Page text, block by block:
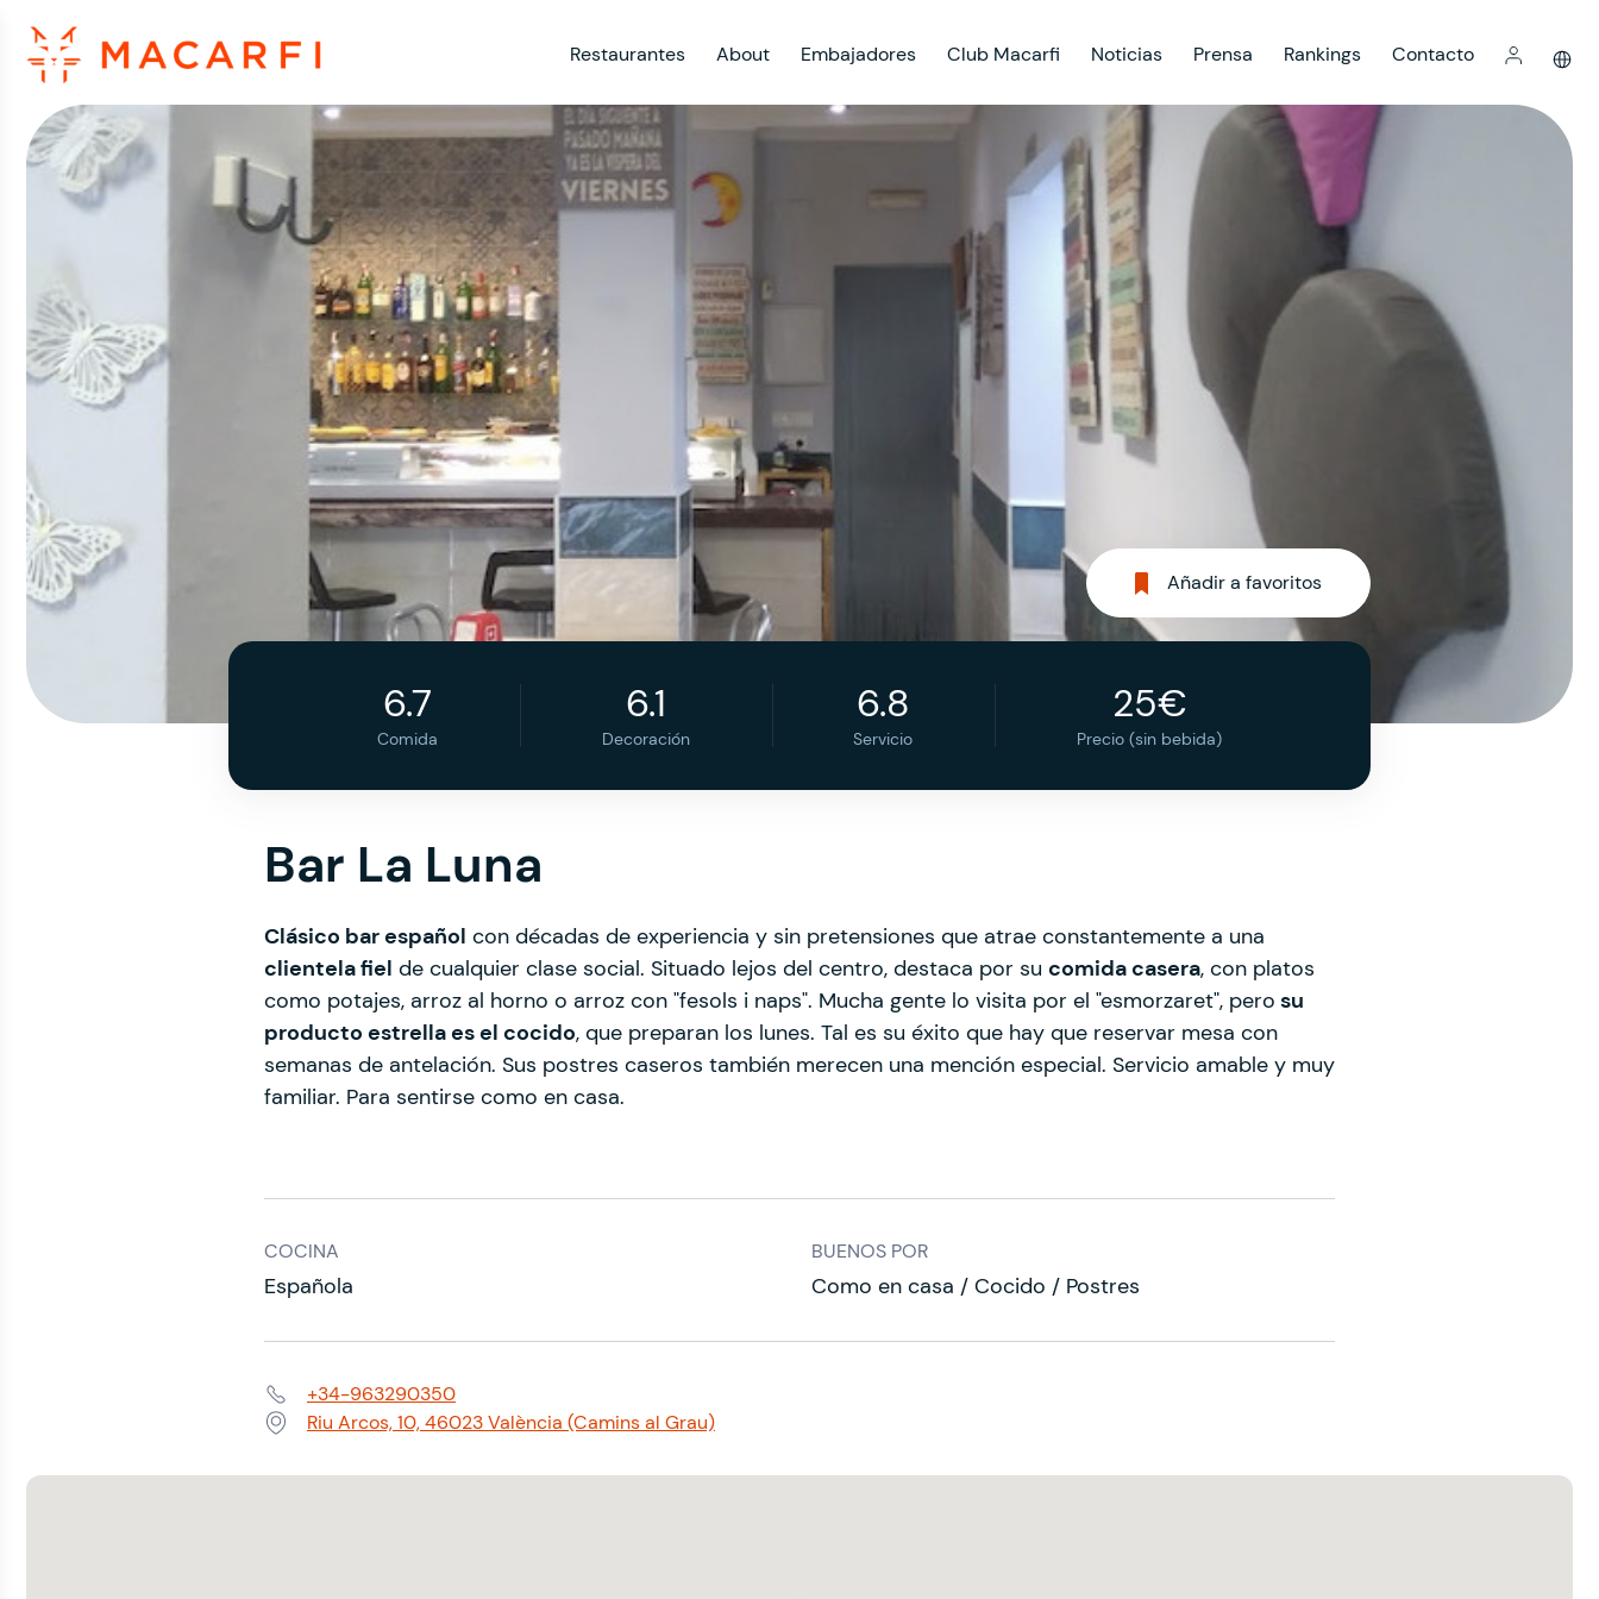
Restaurantes About Embajadores Club Macarfi Noticias Prensa Rankings Contacto
Añadir a favoritos
6.7
Comida
6.1
Decoración
6.8
Servicio
25€
Precio (sin bebida)
Bar La Luna
Clásico bar español con décadas de experiencia y sin pretensiones que atrae constantemente a una
clientela fiel de cualquier clase social. Situado lejos del centro, destaca por su comida casera, con platos
como potajes, arroz al horno o arroz con "fesols i naps". Mucha gente lo visita por el "esmorzaret", pero su
producto estrella es el cocido, que preparan los lunes. Tal es su éxito que hay que reservar mesa con
semanas de antelación. Sus postres caseros también merecen una mención especial. Servicio amable y muy
familiar. Para sentirse como en casa.
COCINA
Española
BUENOS POR
Como en casa / Cocido / Postres
Teléfono:+34-963290350
Dirección:Riu Arcos, 10, 46023 València (Camins al Grau)